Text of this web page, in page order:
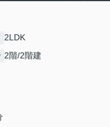
2LDK
2階/2階建